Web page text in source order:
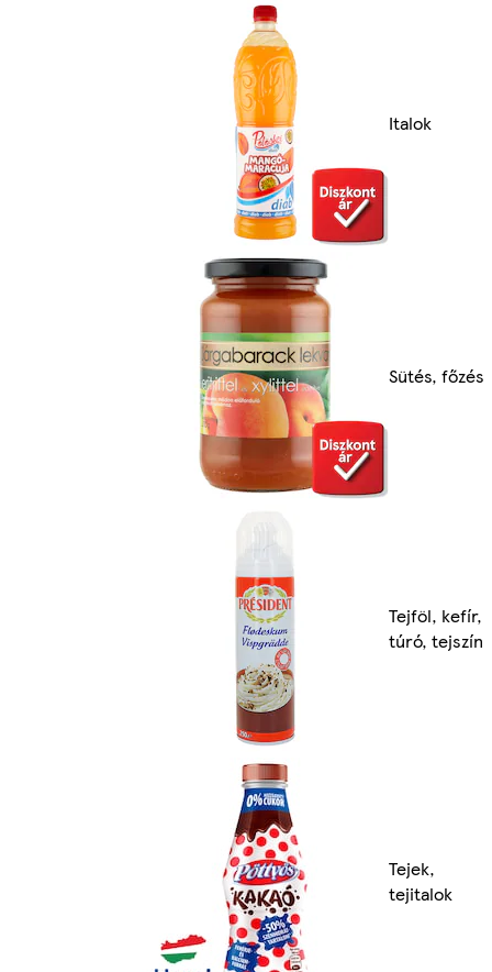
Italok
Sütés, főzés
Tejföl, kefír,
túró, tejszín
Tejek,
tejitalok